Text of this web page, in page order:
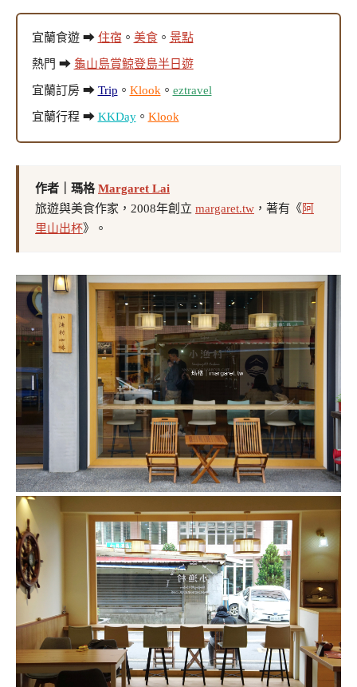
宜蘭食遊 ➡ 住宿 。 美食。 景點
熱門 ➡ 龜山島賞鯨登島半日遊
宜蘭訂房 ➡ Trip 。 Klook。 eztravel
宜蘭行程 ➡ KKDay。 Klook
作者｜瑪格Margaret Lai
旅遊與美食作家，2008年創立 margaret.tw ，著有《阿
里山出杯》。